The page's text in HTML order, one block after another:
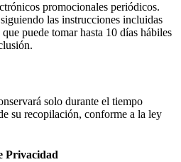
promocionales periódicos.
las instrucciones incluidas
puede tomar hasta 10 días hábiles
solo durante el tiempo
su recopilación, conforme a la ley
Privacidad